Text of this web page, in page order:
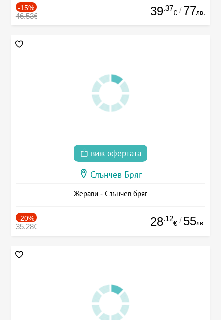
-15%
46.53€ 39.37
€ / 77лв.
виж офертата
Слънчев Бряг
Жерави - Слънчев бряг
-20%
35.28€ 28.12
€ / 55лв.